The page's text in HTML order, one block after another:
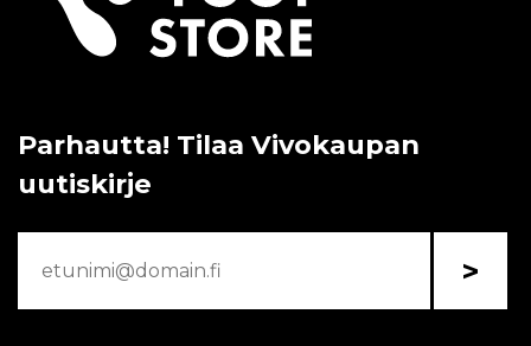
Parhautta! Tilaa Vivokaupan
uutiskirje
>